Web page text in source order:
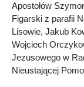
Apostołów
Figarski z parafii
Lisowie, Jakub
Wojciech
Jezusowego w
Nieustającej